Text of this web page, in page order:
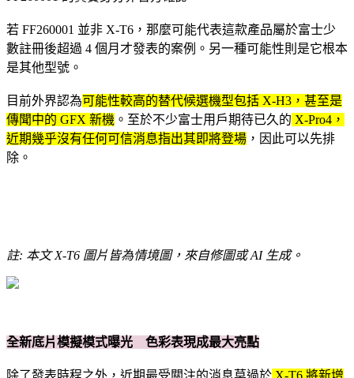
若 FF260001 並非 X-T6，那麼可能代表這款產品屬於富士少
數註冊後超過 4 個月才發表的案例。另一種可能性則是它根本
是其他型號。
目前外界認為可能性較高的替代候選機型包括 X-H3，甚至是
傳聞中的 GFX 新機 。至於不少富士用戶期待已久的 X-Pro4，
近期幾乎沒有任何可信消息指出其即將登場 ，因此可以先排
除。
註: 本文 X-T6 圖片皆為情境圖，來自修圖或 AI 生成。
全新底片模擬模式曝光 色彩表現成最大亮點
除了發表時程之外，近期最受關注的消息莫過於 X-T6 將新增